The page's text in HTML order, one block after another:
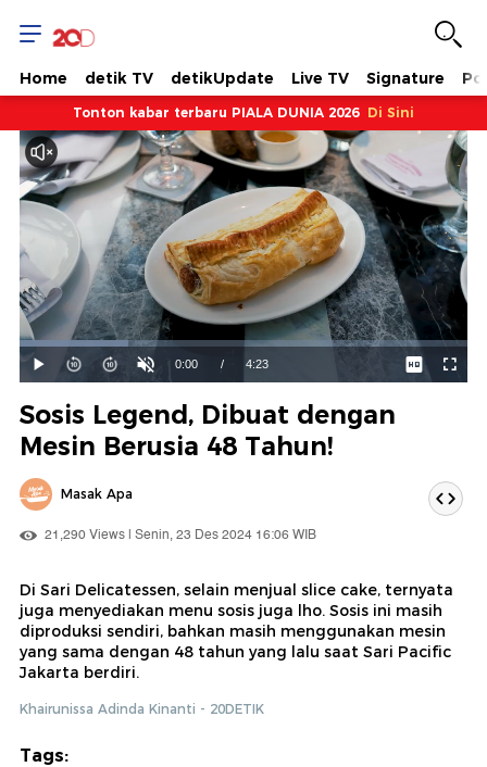
Home detik TV detikUpdate Live TV Signature
Tonton kabar terbaru PIALA DUNIA 2026 Di Sini
Mainkan
Suara
Hidup
Waktu
ini
0:00 / Durasi
4:23
Dimuat:
24.39%
Sosis Legend, Dibuat dengan
Mesin Berusia 48 Tahun!
Masak Apa
21,290 Views | Senin, 23 Des 2024 16:06 WIB
Di Sari Delicatessen, selain menjual slice cake, ternyata
juga menyediakan menu sosis juga lho. Sosis ini masih
diproduksi sendiri, bahkan masih menggunakan mesin
yang sama dengan 48 tahun yang lalu saat Sari Pacific
Jakarta berdiri.
Khairunissa Adinda Kinanti - 20DETIK
Tags: